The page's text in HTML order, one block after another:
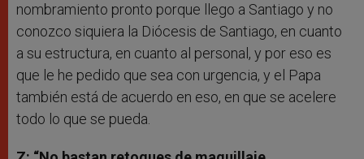
nombramiento pronto porque llego a Santiago y no
conozco siquiera la Diócesis de Santiago, en cuanto
a su estructura, en cuanto al personal, y por eso es
que le he pedido que sea con urgencia, y el Papa
también está de acuerdo en eso, en que se acelere
todo lo que se pueda.